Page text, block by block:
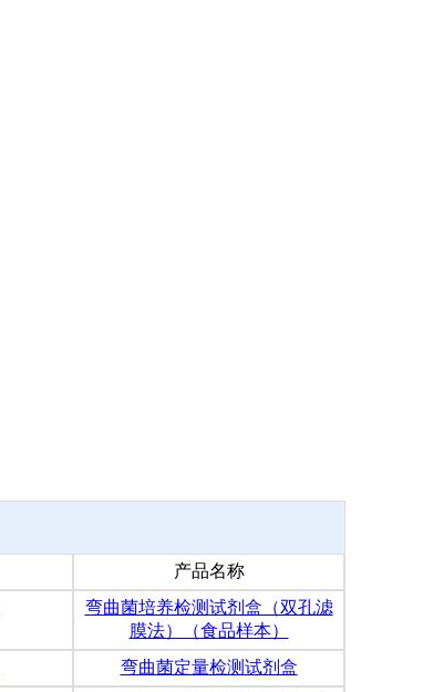
产品名称
弯曲菌培养检测试剂盒（双孔滤
膜法）（食品样本）
弯曲菌定量检测试剂盒